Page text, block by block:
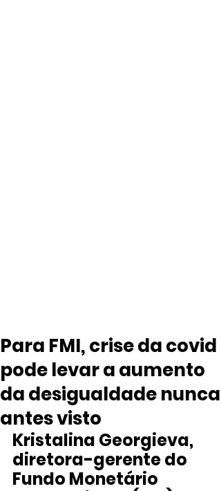
Para FMI, crise da covid
pode levar a aumento
da desigualdade nunca
antes visto
Kristalina Georgieva,
diretora-gerente do
Fundo Monetário